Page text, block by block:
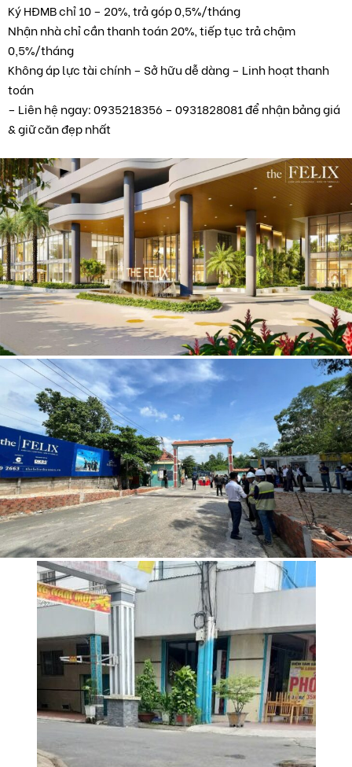
Ký HĐMB chỉ 10 – 20%, trả góp 0,5%/tháng
Nhận nhà chỉ cần thanh toán 20%, tiếp tục trả chậm
0,5%/tháng
Không áp lực tài chính – Sở hữu dễ dàng – Linh hoạt thanh
toán
– Liên hệ ngay: 0935218356 – 0931828081 để nhận bảng giá
& giữ căn đẹp nhất